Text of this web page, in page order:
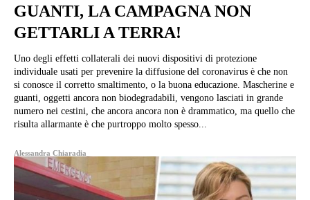
GUANTI, LA CAMPAGNA NON
GETTARLI A TERRA!
Uno degli effetti collaterali dei nuovi dispositivi di protezione
individuale usati per prevenire la diffusione del coronavirus è che non
si conosce il corretto smaltimento, o la buona educazione. Mascherine e
guanti, oggetti ancora non biodegradabili, vengono lasciati in grande
numero nei cestini, che ancora ancora non è drammatico, ma quello che
risulta allarmante è che purtroppo molto spesso...
Alessandra Chiaradia